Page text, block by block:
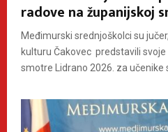
radove na županijskoj
Međimurski srednjoškolci su
kulturu Čakovec predstavili
smotre Lidrano 2026. za učenike